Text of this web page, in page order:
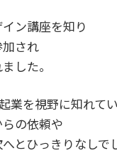
ン講座を知り
され
した。
業を視野に知れて
の依頼や
とひっきりなしで